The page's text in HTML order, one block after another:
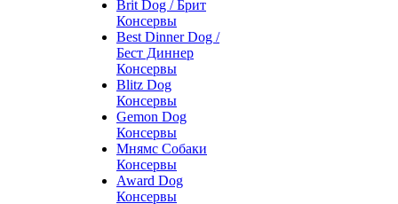
Brit Dog / Брит
Консервы
Best Dinner Dog /
Бест Диннер
Консервы
Blitz Dog
Консервы
Gemon Dog
Консервы
Мнямс Собаки
Консервы
Award Dog
Консервы